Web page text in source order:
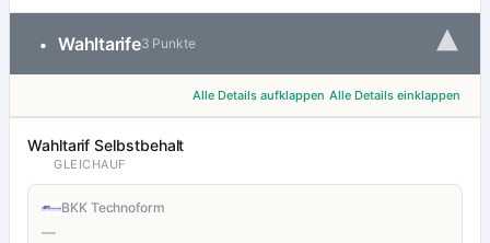
• Wahltarife3 Punkte ▾
Alle Details aufklappen Alle Details einklappen
Wahltarif Selbstbehalt
GLEICHAUF
BKK Technoform
—